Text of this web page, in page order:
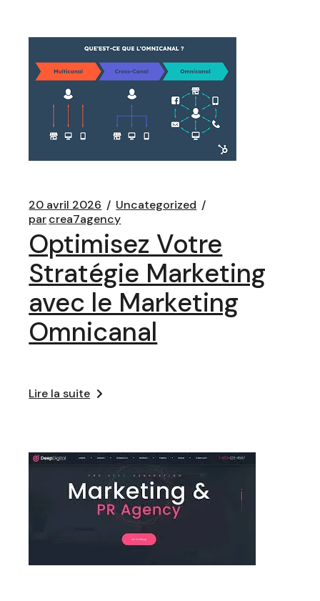
20 avril 2026
Uncategorized
parcrea7agency
Optimisez Votre
Stratégie Marketing
avec le Marketing
Omnicanal
Lire la suite